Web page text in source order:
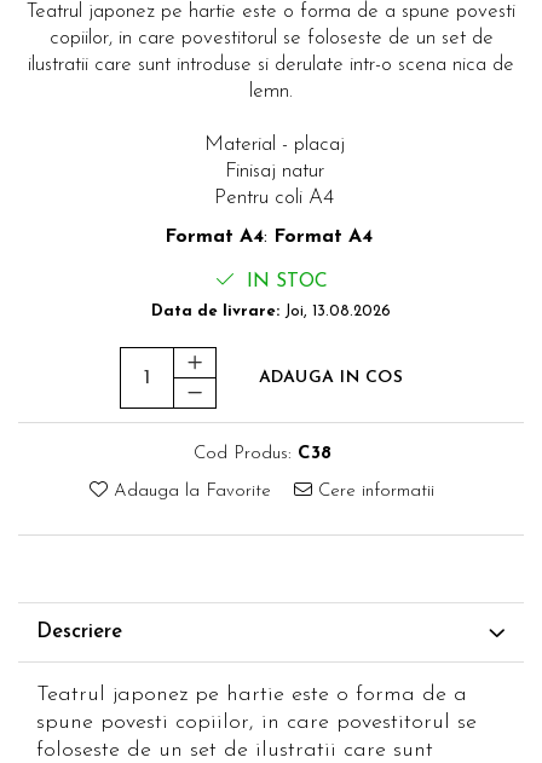
Teatrul japonez pe hartie este o forma de a spune povesti
copiilor, in care povestitorul se foloseste de un set de
ilustratii care sunt introduse si derulate intr-o scena nica de
lemn.
Material - placaj
Finisaj natur
Pentru coli A4
Format A4: Format A4
IN STOC
Data de livrare: Joi, 13.08.2026
ADAUGA IN COS
Cod Produs: C38
Adauga la Favorite Cere informatii
Descriere
Teatrul japonez pe hartie este o forma de a
spune povesti copiilor, in care povestitorul se
foloseste de un set de ilustratii care sunt